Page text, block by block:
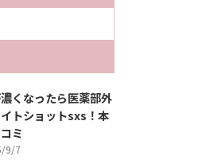
くなったら医薬部外
トショットsxs！本
ミ
9/7